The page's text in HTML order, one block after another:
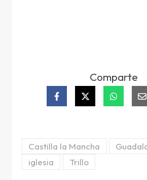
Comparte
Castilla la Mancha
iglesia
Trillo